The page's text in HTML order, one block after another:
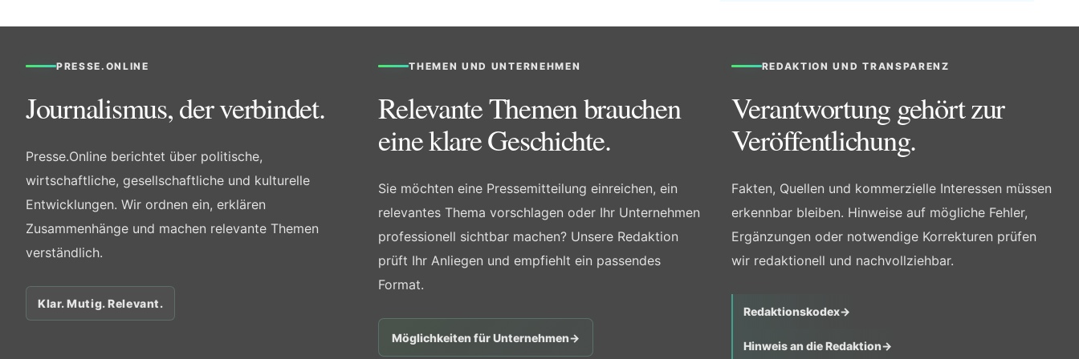
PRESSE.ONLINE
Journalismus, der verbindet.
Presse.Online berichtet über politische,
wirtschaftliche, gesellschaftliche und kulturelle
Entwicklungen. Wir ordnen ein, erklären
Zusammenhänge und machen relevante Themen
verständlich.
Klar. Mutig. Relevant.
THEMEN UND UNTERNEHMEN
Relevante Themen brauchen
eine klare Geschichte.
Sie möchten eine Pressemitteilung einreichen, ein
relevantes Thema vorschlagen oder Ihr Unternehmen
professionell sichtbar machen? Unsere Redaktion
prüft Ihr Anliegen und empfiehlt ein passendes
Format.
Möglichkeiten für Unternehmen→
REDAKTION UND TRANSPARENZ
Verantwortung gehört zur
Veröffentlichung.
Fakten, Quellen und kommerzielle Interessen müssen
erkennbar bleiben. Hinweise auf mögliche Fehler,
Ergänzungen oder notwendige Korrekturen prüfen
wir redaktionell und nachvollziehbar.
Redaktionskodex→
Hinweis an die Redaktion→